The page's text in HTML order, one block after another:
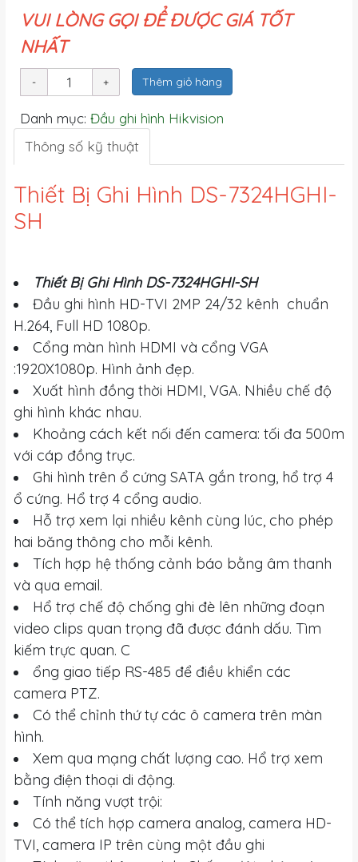
VUI LÒNG GỌI ĐỂ ĐƯỢC GIÁ TỐT
NHẤT
Thêm giỏ hàng
Danh mục: Đầu ghi hình Hikvision
Thông số kỹ thuật
Thiết Bị Ghi Hình DS-7324HGHI-
SH
Thiết Bị Ghi Hình DS-7324HGHI-SH
Đầu ghi hình HD-TVI 2MP 24/32 kênh chuẩn
H.264, Full HD 1080p.
Cổng màn hình HDMI và cổng VGA
:1920X1080p. Hình ảnh đẹp.
Xuất hình đồng thời HDMI, VGA. Nhiều chế độ
ghi hình khác nhau.
Khoảng cách kết nối đến camera: tối đa 500m
với cáp đồng trục.
Ghi hình trên ổ cứng SATA gắn trong, hổ trợ 4
ổ cứng. Hổ trợ 4 cổng audio.
Hỗ trợ xem lại nhiều kênh cùng lúc, cho phép
hai băng thông cho mỗi kênh.
Tích hợp hệ thống cảnh báo bằng âm thanh
và qua email.
Hổ trợ chế độ chống ghi đè lên những đoạn
video clips quan trọng đã được đánh dấu. Tìm
kiếm trực quan. C
ổng giao tiếp RS-485 để điều khiển các
camera PTZ.
Có thể chỉnh thứ tự các ô camera trên màn
hình.
Xem qua mạng chất lượng cao. Hổ trợ xem
bằng điện thoại di động.
Tính năng vượt trội:
Có thể tích hợp camera analog, camera HD-
TVI, camera IP trên cùng một đầu ghi